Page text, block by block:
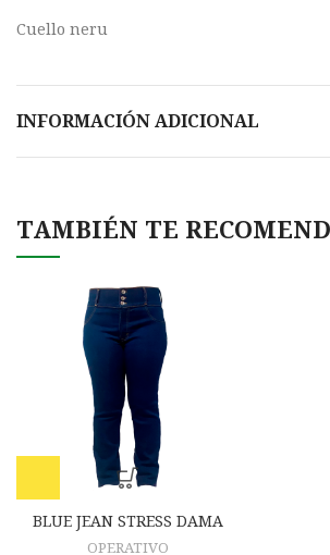
Cuello neru
INFORMACIÓN ADICIONAL
TAMBIÉN TE
BLUE JEAN STRESS DAMA
OPERATIVO